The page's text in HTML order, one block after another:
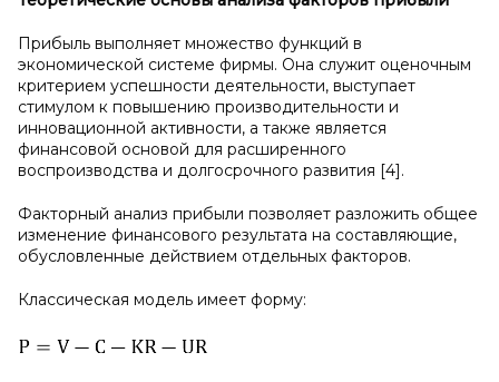
Прибыль выполняет множество функций в
экономической системе фирмы. Она служит оценочным
критерием успешности деятельности, выступает
стимулом к повышению производительности и
инновационной активности, а также является
финансовой основой для расширенного
воспроизводства и долгосрочного развития [4].
Факторный анализ прибыли позволяет разложить общее
изменение финансового результата на составляющие,
обусловленные действием отдельных факторов.
Классическая модель имеет форму: